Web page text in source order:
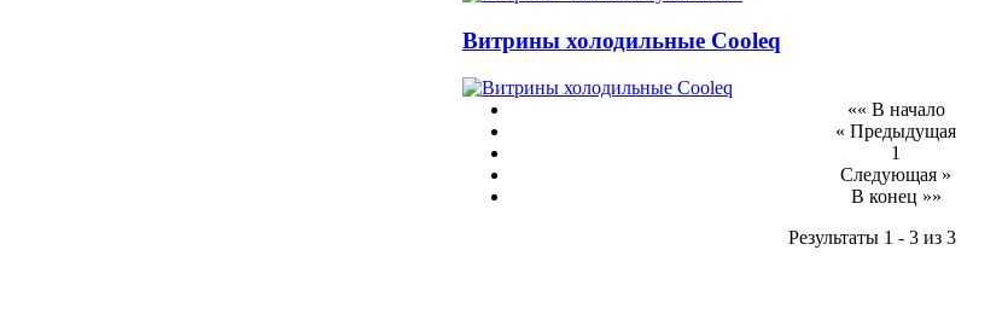
Витрины холодильные Cooleq
«« В начало
« Предыдущая
1
Следующая »
В конец »»
Результаты 1 - 3 из 3